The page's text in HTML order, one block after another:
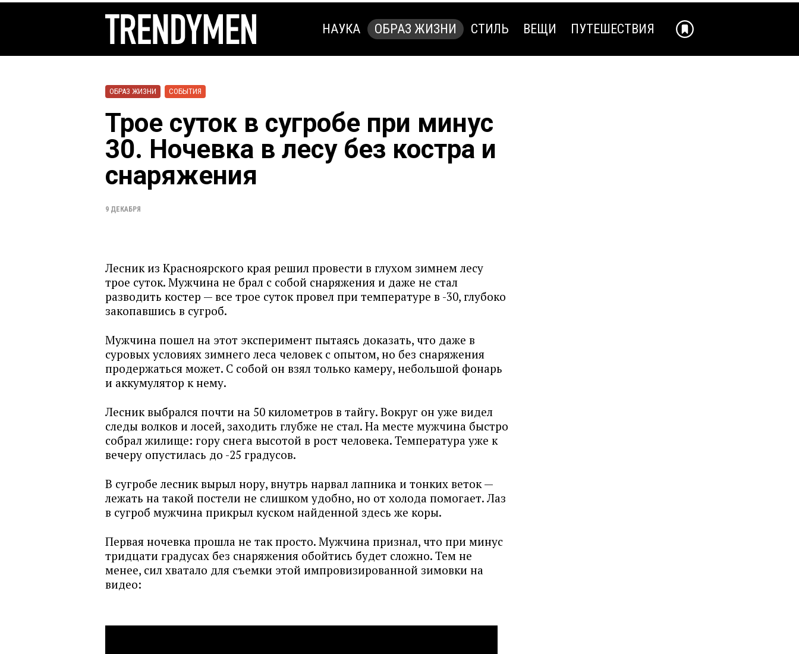
НАУКА ОБРАЗ ЖИЗНИ СТИЛЬ ВЕЩИ ПУТЕШЕСТВИЯ
ОБРАЗ ЖИЗНИ СОБЫТИЯ
Трое суток в сугробе при минус
30. Ночевка в лесу без костра и
снаряжения
9 ДЕКАБРЯ
Лесник из Красноярского края решил провести в глухом зимнем лесу
трое суток. Мужчина не брал с собой снаряжения и даже не стал
разводить костер — все трое суток провел при температуре в -30, глубоко
закопавшись в сугроб.
Мужчина пошел на этот эксперимент пытаясь доказать, что даже в
суровых условиях зимнего леса человек с опытом, но без снаряжения
продержаться может. С собой он взял только камеру, небольшой фонарь
и аккумулятор к нему.
Лесник выбрался почти на 50 километров в тайгу. Вокруг он уже видел
следы волков и лосей, заходить глубже не стал. На месте мужчина быстро
собрал жилище: гору снега высотой в рост человека. Температура уже к
вечеру опустилась до -25 градусов.
В сугробе лесник вырыл нору, внутрь нарвал лапника и тонких веток —
лежать на такой постели не слишком удобно, но от холода помогает. Лаз
в сугроб мужчина прикрыл куском найденной здесь же коры.
Первая ночевка прошла не так просто. Мужчина признал, что при минус
тридцати градусах без снаряжения обойтись будет сложно. Тем не
менее, сил хватало для съемки этой импровизированной зимовки на
видео: